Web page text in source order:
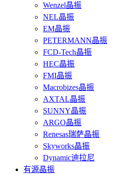
Wenzel晶振
NEL晶振
EM晶振
PETERMANN晶振
FCD-Tech晶振
HEC晶振
FMI晶振
Macrobizes晶振
AXTAL晶振
SUNNY晶振
ARGO晶振
Renesas瑞萨晶振
Skyworks晶振
Dynamic迪拉尼
有源晶振